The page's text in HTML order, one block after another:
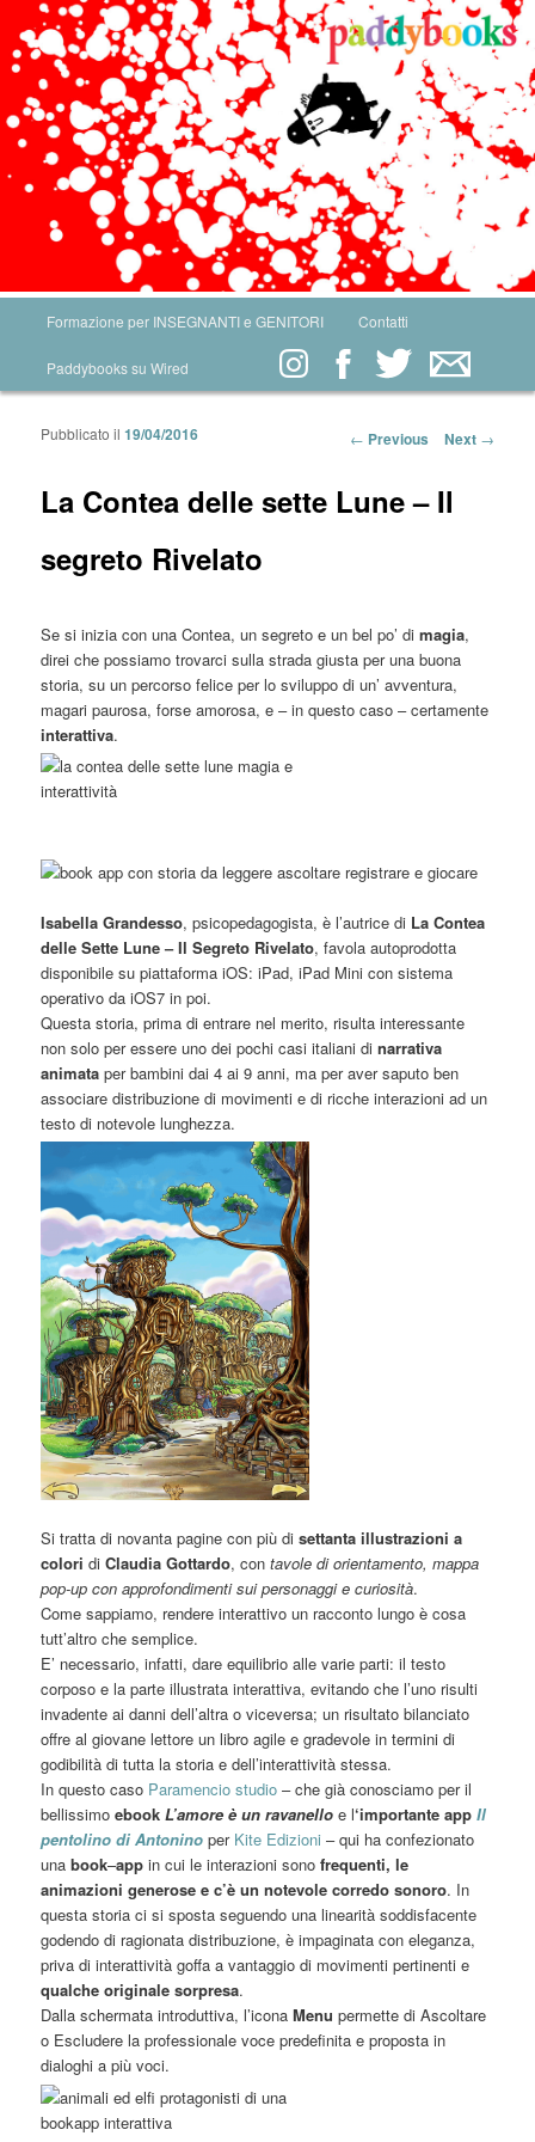
Skip to primary content
Skip to secondary content
Formazione per INSEGNANTI e GENITORI Contatti
Paddybooks su Wired
Post navigation
← Previous Next →
La Contea delle sette Lune – Il
segreto Rivelato
Pubblicato il19/04/2016
Se si inizia con una Contea, un segreto e un bel po’ dimagia,
direi che possiamo trovarci sulla strada giusta per una buona
storia, su un percorso felice per lo sviluppo di un’ avventura,
magari paurosa, forse amorosa, e – in questo caso – certamente
interattiva.
Isabella Grandesso, psicopedagogista, è l’autrice di La Contea
delle Sette Lune – Il Segreto Rivelato, favola autoprodotta
disponibile su piattaforma iOS: iPad, iPad Mini con sistema
operativo da iOS7 in poi.
Questa storia, prima di entrare nel merito, risulta interessante
non solo per essere uno dei pochi casi italiani dinarrativa
animata per bambini dai 4 ai 9 anni, ma per aver saputo ben
associare distribuzione di movimenti e di ricche interazioni ad un
testo di notevole lunghezza.
Si tratta di novanta pagine con più disettanta illustrazioni a
colori diClaudia Gottardo, contavole di orientamento, mappa
pop-up con approfondimenti sui personaggi e curiosità.
Come sappiamo, rendere interattivo un racconto lungo è cosa
tutt’altro che semplice.
E’ necessario, infatti, dare equilibrio alle varie parti: il testo
corposo e la parte illustrata interattiva, evitando che l’uno risulti
invadente ai danni dell’altra o viceversa; un risultato bilanciato
offre al giovane lettore un libro agile e gradevole in termini di
godibilità di tutta la storia e dell’interattività stessa.
In questo caso Paramencio studio – che già conosciamo per il
bellissimoebook L’amore è un ravanello e l‘importante app Il
pentolino di Antonino perKite Edizioni – qui ha confezionato
unabook–app in cui le interazioni sonofrequenti, le
animazioni generose e c’è un notevole corredo sonoro. In
questa storia ci si sposta seguendo una linearità soddisfacente
godendo di ragionata distribuzione, è impaginata con eleganza,
priva di interattività goffa a vantaggio di movimenti pertinenti e
qualche originale sorpresa.
Dalla schermata introduttiva, l’iconaMenu permette di Ascoltare
o Escludere la professionale voce predefinita e proposta in
dialoghi a più voci.